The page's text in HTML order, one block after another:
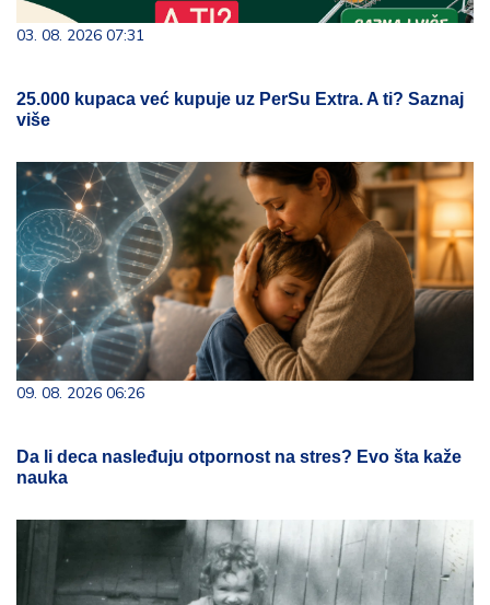
03. 08. 2026 07:31
25.000 kupaca već kupuje uz PerSu Extra. A ti? Saznaj
više
09. 08. 2026 06:26
Da li deca nasleđuju otpornost na stres? Evo šta kaže
nauka